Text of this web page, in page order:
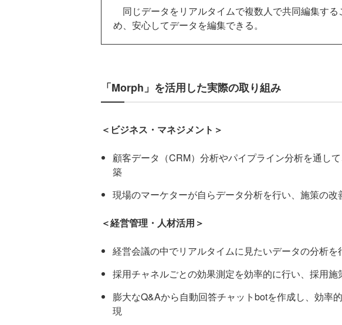
同じデータをリアルタイムで複数人で共同編集す
め、安心してデータを編集できる。
「Morph」を活用した実際の取り組み
＜ビジネス・マネジメント＞
顧客データ（CRM）分析やパイプライン分析を通し
築
現場のマーケターが自らデータ分析を行い、施策の改
＜経営管理・人材活用＞
経営会議の中でリアルタイムに見たいデータの分析を
採用チャネルごとの効果測定を効率的に行い、採用施
膨大なQ&Aから自動回答チャットbotを作成し、効率
現